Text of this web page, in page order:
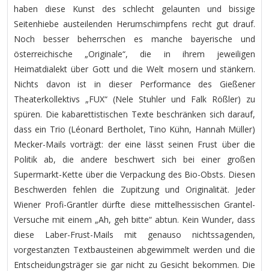
haben diese Kunst des schlecht gelaunten und bissige
Seitenhiebe austeilenden Herumschimpfens recht gut drauf.
Noch besser beherrschen es manche bayerische und
österreichische „Originale“, die in ihrem jeweiligen
Heimatdialekt über Gott und die Welt mosern und stänkern.
Nichts davon ist in dieser Performance des Gießener
Theaterkollektivs „FUX“ (Nele Stuhler und Falk Rößler) zu
spüren. Die kabarettistischen Texte beschränken sich darauf,
dass ein Trio (Léonard Bertholet, Tino Kühn, Hannah Müller)
Mecker-Mails vorträgt: der eine lässt seinen Frust über die
Politik ab, die andere beschwert sich bei einer großen
Supermarkt-Kette über die Verpackung des Bio-Obsts. Diesen
Beschwerden fehlen die Zupitzung und Originalität. Jeder
Wiener Profi-Grantler dürfte diese mittelhessischen Grantel-
Versuche mit einem „Ah, geh bitte“ abtun. Kein Wunder, dass
diese Laber-Frust-Mails mit genauso nichtssagenden,
vorgestanzten Textbausteinen abgewimmelt werden und die
Entscheidungsträger sie gar nicht zu Gesicht bekommen. Die